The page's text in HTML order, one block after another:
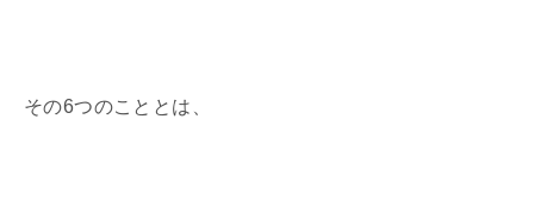
その6つのこととは、